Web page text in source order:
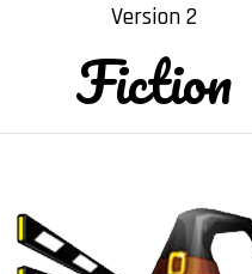
Version 2
Fiction